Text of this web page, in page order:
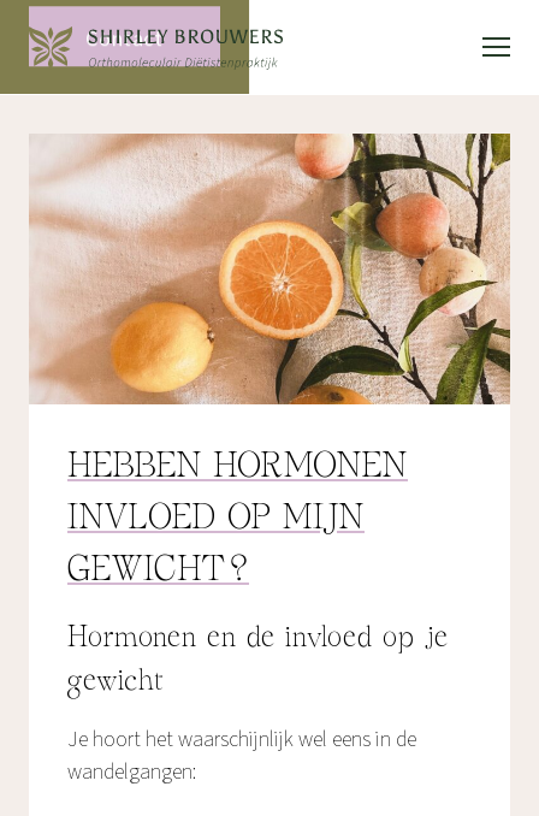
Contact
HEBBEN HORMONEN
INVLOED OP MIJN
GEWICHT?
Hormonen en de invloed op je
gewicht
Je hoort het waarschijnlijk wel eens in de
wandelgangen: